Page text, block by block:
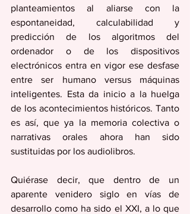
planteamientos al aliarse con la
espontaneidad, calculabilidad y
predicción de los algoritmos del
ordenador o de los dispositivos
electrónicos entra en vigor ese desfase
entre ser humano versus máquinas
inteligentes. Esta da inicio a la huelga
de los acontecimientos históricos. Tanto
es así, que ya la memoria colectiva o
narrativas orales ahora han sido
sustituidas por los audiolibros.
Quiérase decir, que dentro de un
aparente venidero siglo en vías de
desarrollo como ha sido el XXI, a lo que